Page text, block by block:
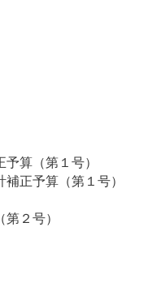
算（第１号）
正予算（第１号）
２号）